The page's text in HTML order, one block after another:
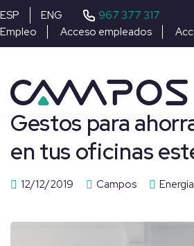
ESP ENG 967 377 317
Empleo Acceso empleados
Gestos para
en tus oficinas
12/12/2019 Campos Energía